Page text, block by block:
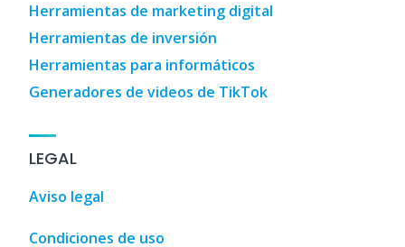
Herramientas de marketing digital
Herramientas de inversión
Herramientas para informáticos
Generadores de videos de TikTok
LEGAL
Aviso legal
Condiciones de uso